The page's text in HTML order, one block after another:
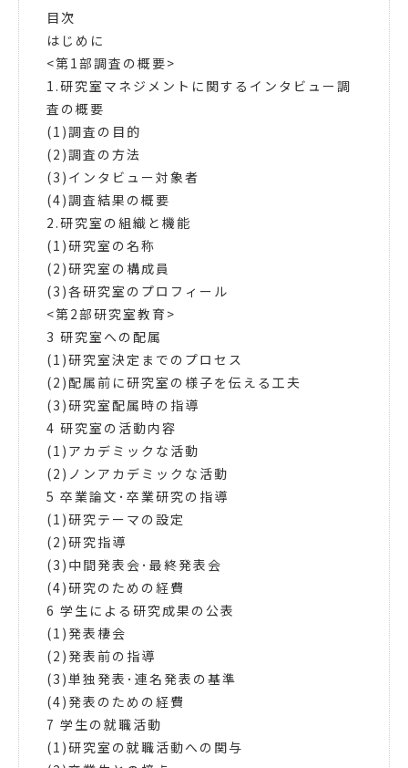
目次
はじめに
<第1部調査の概要>
1.研究室マネジメントに関するインタビュー調
査の概要
(1)調査の目的
(2)調査の方法
(3)インタビュー対象者
(4)調査結果の概要
2.研究室の組織と機能
(1)研究室の名称
(2)研究室の構成員
(3)各研究室のプロフィール
<第2部研究室教育>
3 研究室への配属
(1)研究室決定までのプロセス
(2)配属前に研究室の様子を伝える工夫
(3)研究室配属時の指導
4 研究室の活動内容
(1)アカデミックな活動
(2)ノンアカデミックな活動
5 卒業論文･卒業研究の指導
(1)研究テーマの設定
(2)研究指導
(3)中間発表会･最終発表会
(4)研究のための経費
6 学生による研究成果の公表
(1)発表棲会
(2)発表前の指導
(3)単独発表･連名発表の基準
(4)発表のための経費
7 学生の就職活動
(1)研究室の就職活動への関与